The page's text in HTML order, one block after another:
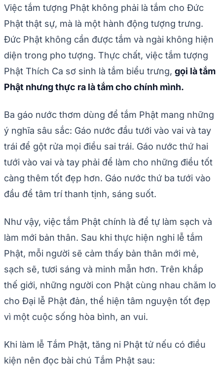
Việc tắm tượng Phật không phải là tắm cho Đức
Phật thật sự, mà là một hành động tượng trưng.
Đức Phật không cần được tắm và ngài không hiện
diện trong pho tượng. Thực chất, việc tắm tượng
Phật Thích Ca sơ sinh là tắm biểu trưng, gọi là tắm
Phật nhưng thực ra là tắm cho chính mình.
Ba gáo nước thơm dùng để tắm Phật mang những
ý nghĩa sâu sắc: Gáo nước đầu tưới vào vai và tay
trái để gột rửa mọi điều sai trái. Gáo nước thứ hai
tưới vào vai và tay phải để làm cho những điều tốt
càng thêm tốt đẹp hơn. Gáo nước thứ ba tưới vào
đầu để tâm trí thanh tịnh, sáng suốt.
Như vậy, việc tắm Phật chính là để tự làm sạch và
làm mới bản thân. Sau khi thực hiện nghi lễ tắm
Phật, mỗi người sẽ cảm thấy bản thân mới mẻ,
sạch sẽ, tươi sáng và minh mẫn hơn. Trên khắp
thế giới, những người con Phật cùng nhau chăm lo
cho Đại lễ Phật đản, thể hiện tâm nguyện tốt đẹp
vì một cuộc sống hòa bình, an vui.
Khi làm lễ Tắm Phật, tăng ni Phật tử nếu có điều
kiện nên đọc bài chú Tắm Phật sau: